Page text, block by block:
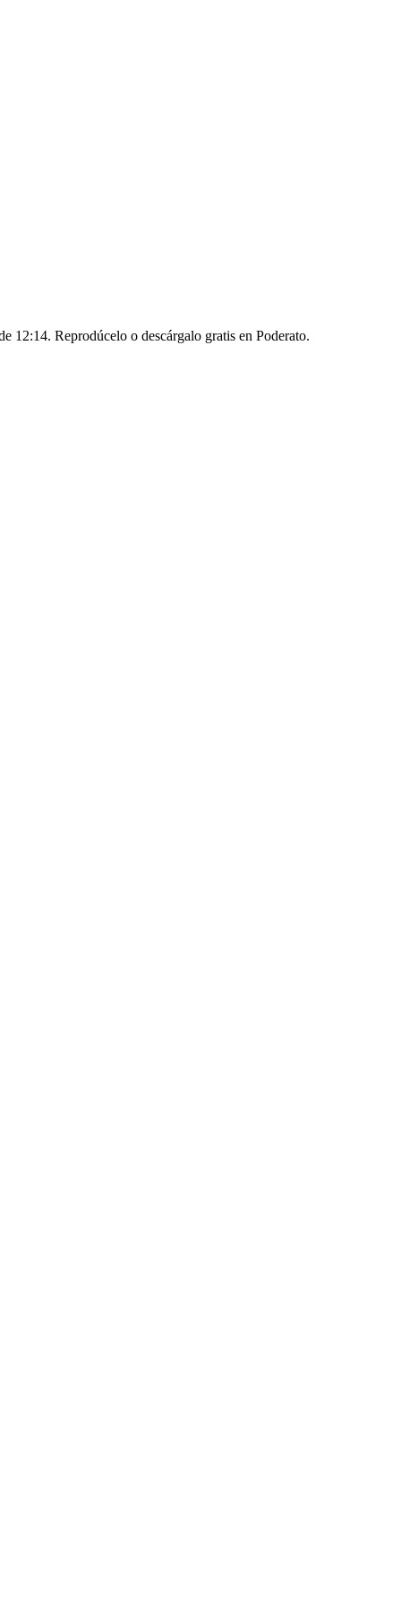
12:14. Reprodúcelo o descárgalo gratis en Poderato.